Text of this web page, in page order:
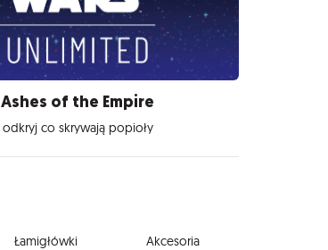
Ashes of the Empire
odkryj co skrywają popioły
Łamigłówki Akcesoria